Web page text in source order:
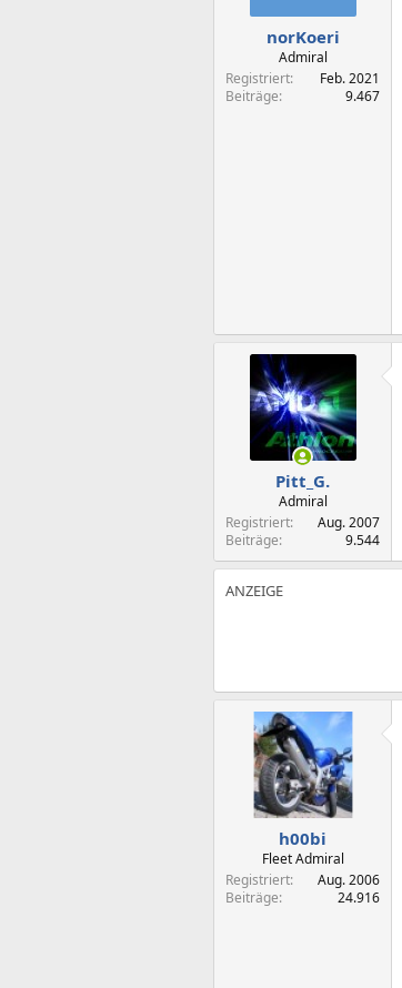
norKoeri
Admiral
Registriert
Feb. 2021
Beiträge
9.467
Pitt_G.
Admiral
Registriert
Aug. 2007
Beiträge
9.544
h00bi
Fleet Admiral
Registriert
Aug. 2006
Beiträge
24.916